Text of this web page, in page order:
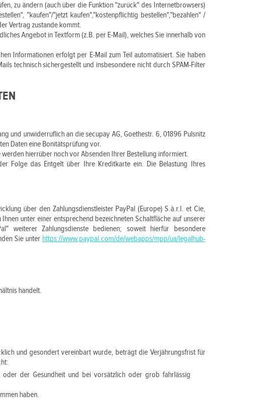
zu ändern (auch über die Funktion "zurück" des Internetbrowsers)
"kaufen"/"jetzt kaufen","kostenpflichtig bestellen","bezahlen" /
Vertrag zustande kommt.
Angebot in Textform (z.B. per E-Mail), welches Sie innerhalb von
Informationen erfolgt per E-Mail zum Teil automatisiert. Sie haben
technisch sichergestellt und insbesondere nicht durch SPAM-Filter
und unwiderruflich an die secupay AG, Goethestr. 6, 01896 Pulsnitz
Daten eine Bonitätsprüfung vor.
hierrüber noch vor Absenden Ihrer Bestellung informiert.
Folge das Entgelt über Ihre Kreditkarte ein. Die Belastung Ihres
über den Zahlungsdienstleister PayPal (Europe) S.à.r.l. et Cie,
unter einer entsprechend bezeichneten Schaltfläche auf unserer
weiterer Zahlungsdienste bedienen; soweit hierfür besondere
Sie unter https://www.paypal.com/de/webapps/mpp/ua/legalhub-
handelt.
und gesondert vereinbart wurde, beträgt die Verjährungsfrist für
der Gesundheit und bei vorsätzlich oder grob fahrlässig
haben.